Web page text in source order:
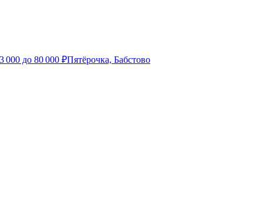
000 до 80 000 ₽Пятёрочка, Бабстово